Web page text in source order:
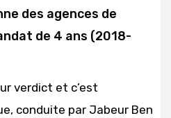
des agences de
de 4 ans (2018-
verdict et c’est
conduite par Jabeur Ben